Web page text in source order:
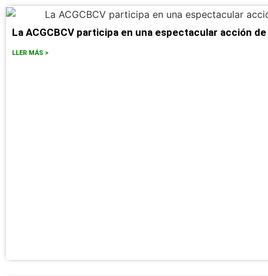
La ACGCBCV participa en una espectacular acción
LLER MÁS >